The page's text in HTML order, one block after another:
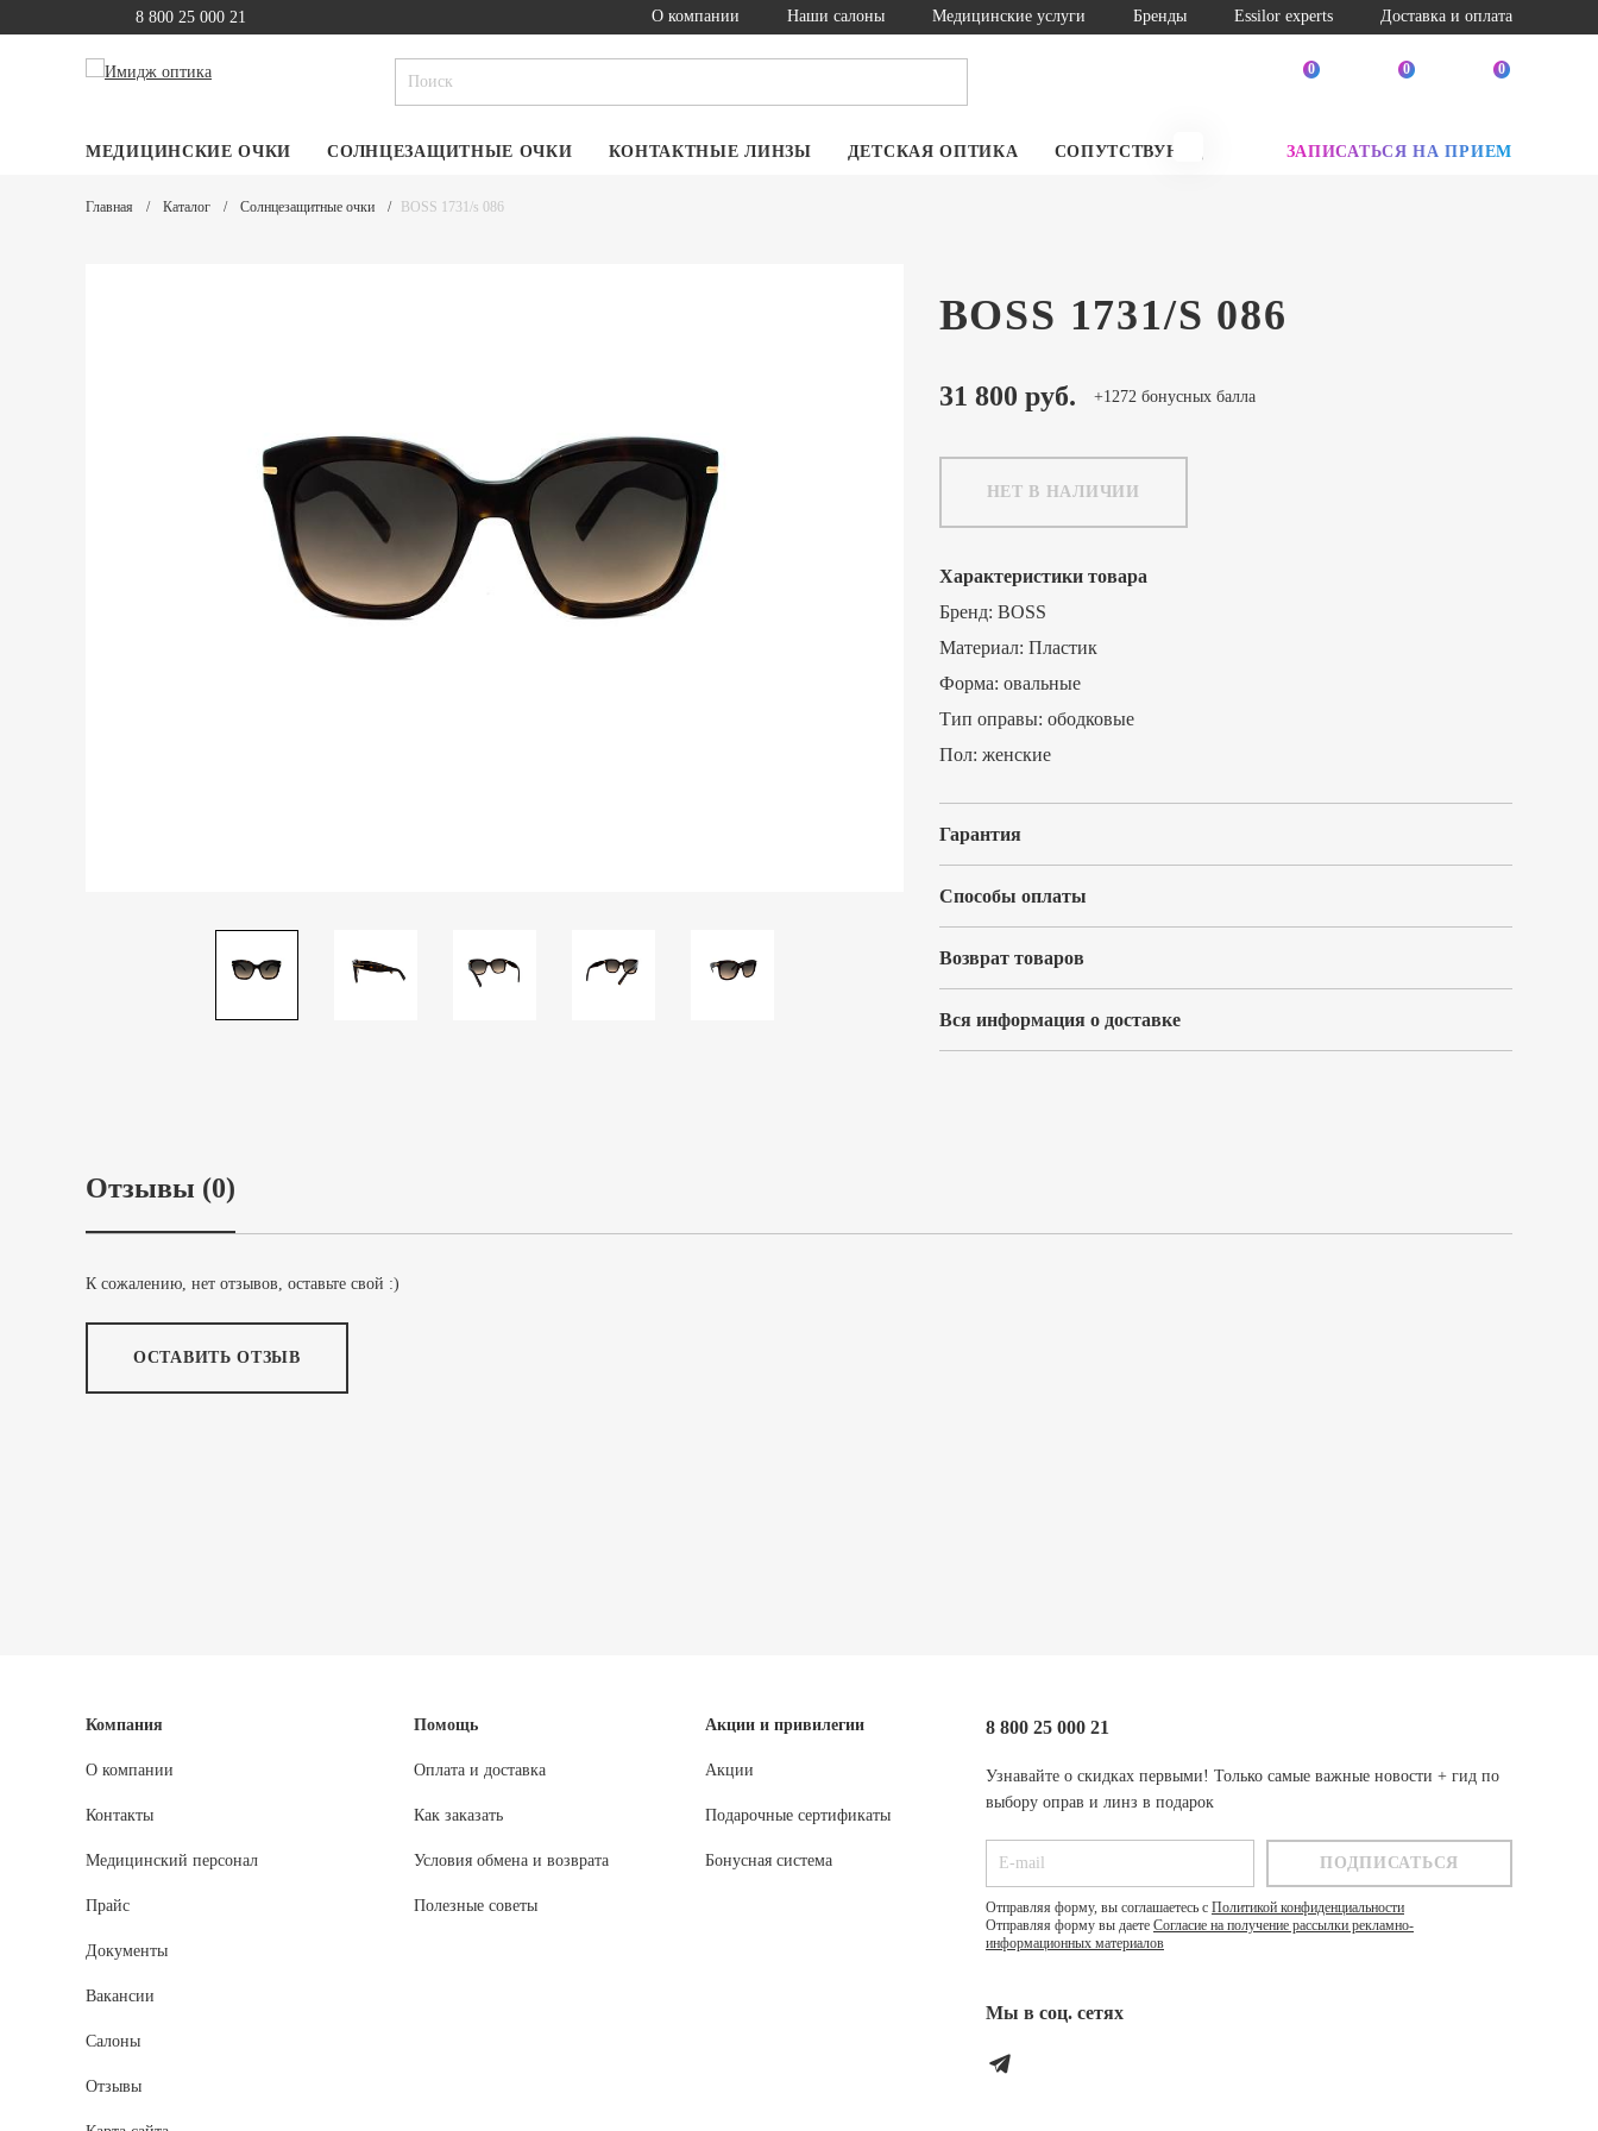
8 800 25 000 21 О компании Наши салоны Медицинские услуги Бренды Essilor experts Доставка и оплата
0 0 0
МЕДИЦИНСКИЕ ОЧКИ СОЛНЦЕЗАЩИТНЫЕ ОЧКИ КОНТАКТНЫЕ ЛИНЗЫ ДЕТСКАЯ ОПТИКА СОПУТСТВУЮЩИЕ ТОВАРЫ SALE
ЗАПИСАТЬСЯ НА ПРИЕМ
Главная Каталог Солнцезащитные очки BOSS 1731/s 086
BOSS 1731/S 086
31 800 руб. +1272 бонусных балла
НЕТ В НАЛИЧИИ
Характеристики товара
Бренд: BOSS
Материал: Пластик
Форма: овальные
Тип оправы: ободковые
Пол: женские
Гарантия
Способы оплаты
Возврат товаров
Вся информация о доставке
Отзывы (0)
К сожалению, нет отзывов, оставьте свой :)
ОСТАВИТЬ ОТЗЫВ
Компания
О компании
Контакты
Медицинский персонал
Прайс
Документы
Вакансии
Салоны
Отзывы
Помощь
Оплата и доставка
Как заказать
Условия обмена и возврата
Полезные советы
Акции и привилегии
Акции
Подарочные сертификаты
Бонусная система
Мы в соц. cетях
8 800 25 000 21
Узнавайте о скидках первыми! Только самые важные новости + гид по
выбору оправ и линз в подарок
Отправляя форму, вы соглашаетесь с Политикой конфиденциальности
Отправляя форму вы даете Согласие на получение рассылки рекламно-
информационных материалов